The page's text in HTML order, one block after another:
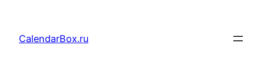
содержимому
CalendarBox.ru